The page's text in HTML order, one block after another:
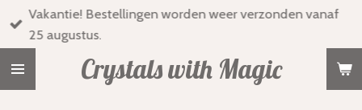
Ga
direct
Crystals with Magic
Vakantie! Bestellingen worden weer verzonden vanaf
25 augustus.